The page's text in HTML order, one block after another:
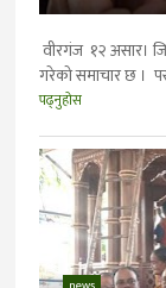
वीरगंज १२ असार।
गरेको समाचार छ ।
पढ्नुहोस